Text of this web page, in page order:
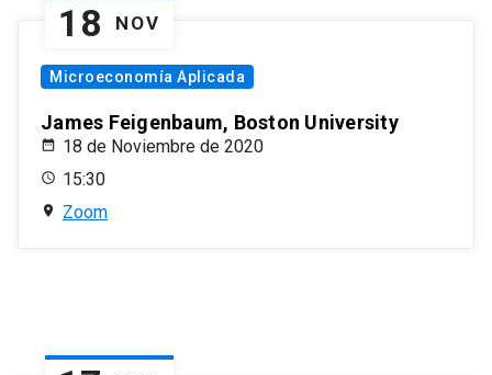
18 NOV
Microeconomía Aplicada
James Feigenbaum, Boston University
18 de Noviembre de 2020
15:30
Zoom